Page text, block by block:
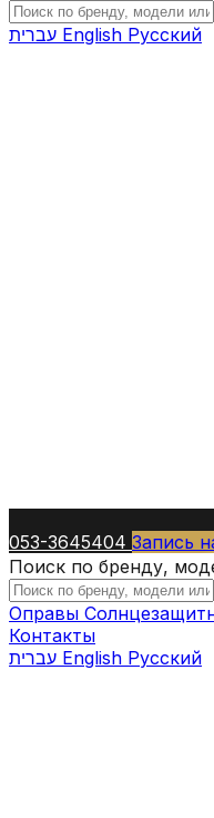
English Русский
053-3645404 Запись
Поиск по бренду,
Оправы
Контакты
English Русский